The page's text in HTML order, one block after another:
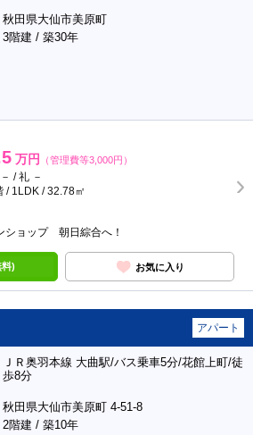
秋田県大仙市美原町
3階建 / 築30年
万円 （管理費等3,000円）
/ 礼 －
/ 1LDK / 32.78㎡
ショップ 朝日綜合へ！
) お気に入り
アパート
ＪＲ奥羽本線 大曲駅/バス乗車5分/花館上町/徒
歩8分
秋田県大仙市美原町 4-51-8
2階建 / 築10年